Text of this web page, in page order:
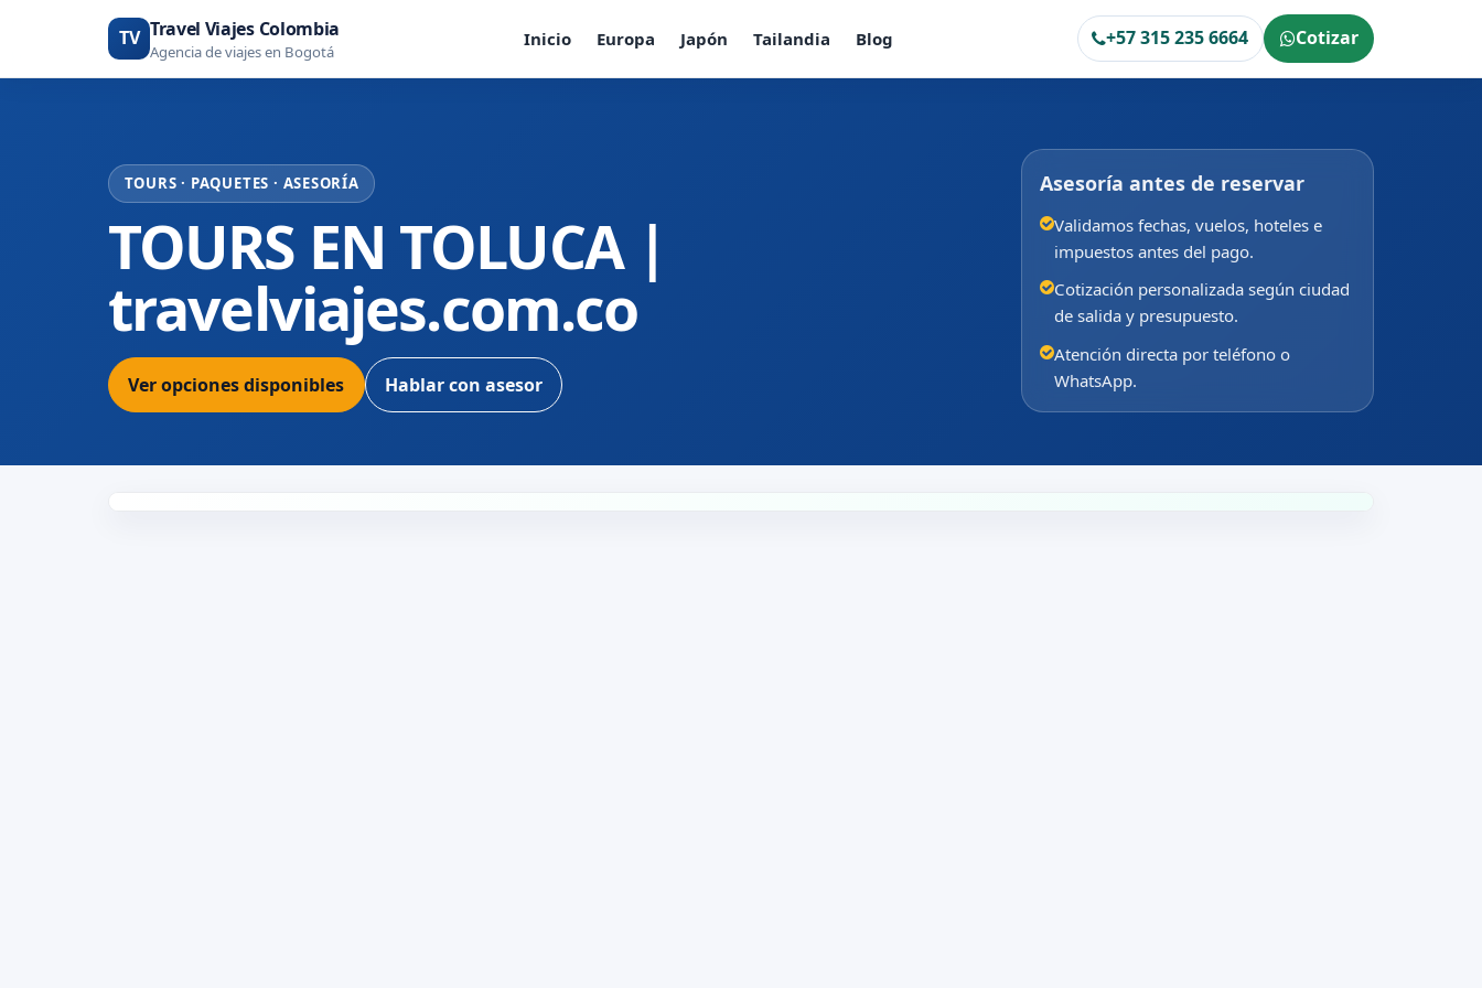
TV Travel Viajes Colombia
Agencia de viajes en Bogotá
Inicio Europa Japón Tailandia Blog +57 315 235 6664 Cotizar
TOURS · PAQUETES · ASESORÍA
TOURS EN TOLUCA |
travelviajes.com.co
Ver opciones disponibles Hablar con asesor
Asesoría antes de reservar
Validamos fechas, vuelos, hoteles e
impuestos antes del pago.
Cotización personalizada según ciudad
de salida y presupuesto.
Atención directa por teléfono o
WhatsApp.